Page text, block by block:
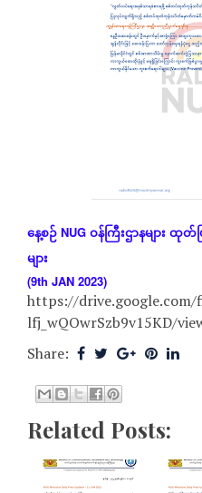
နေ့စဉ် NUG ဝန်ကြီးဌာနများ ထုတ်
များ
(9th JAN 2023)
https://
lfj_wQOwrSzb9v15KD/
Share:
Related Posts: